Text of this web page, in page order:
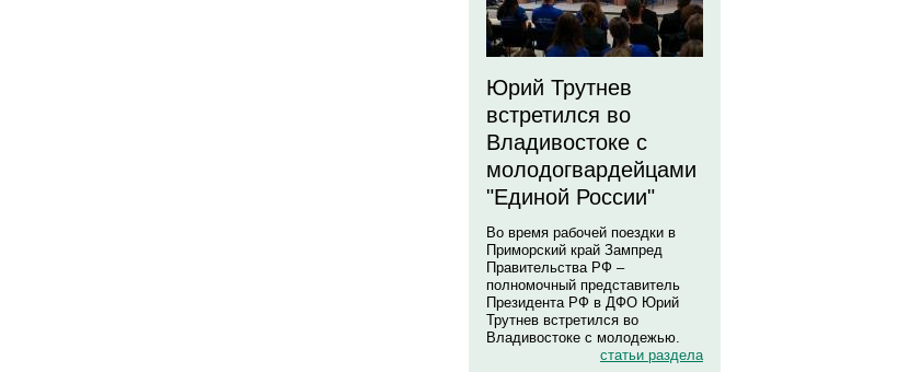
Юрий Трутнев
встретился во
Владивостоке с
молодогвардейцами
"Единой России"
Во время рабочей поездки в
Приморский край Зампред
Правительства РФ –
полномочный представитель
Президента РФ в ДФО Юрий
Трутнев встретился во
Владивостоке с молодежью.
статьи раздела